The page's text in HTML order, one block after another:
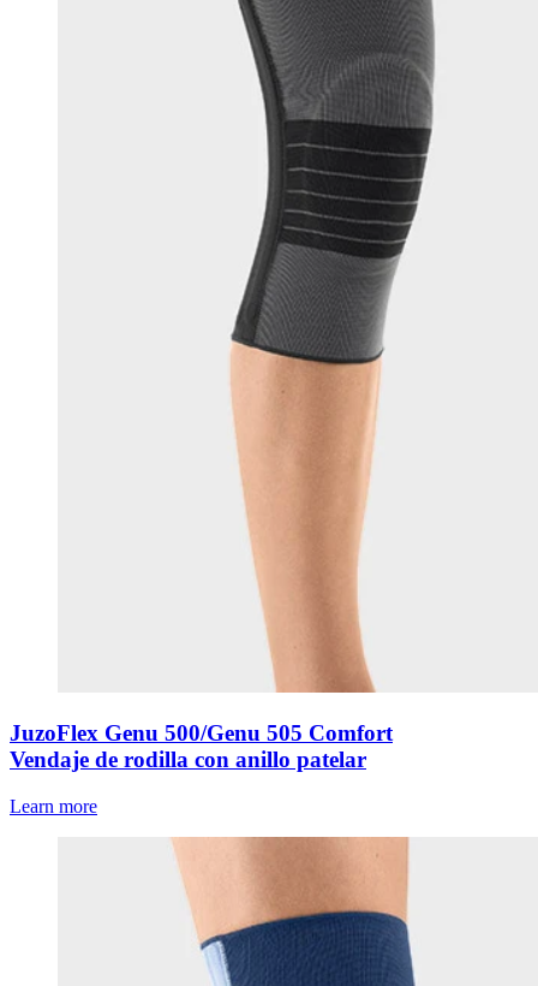
JuzoFlex Genu 500/Genu 505 Comfort
Vendaje de rodilla con anillo patelar
Learn more